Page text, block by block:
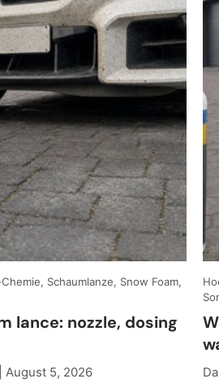
Schaumlanze, Snow Foam,
lance: nozzle, dosing
August 5, 2026